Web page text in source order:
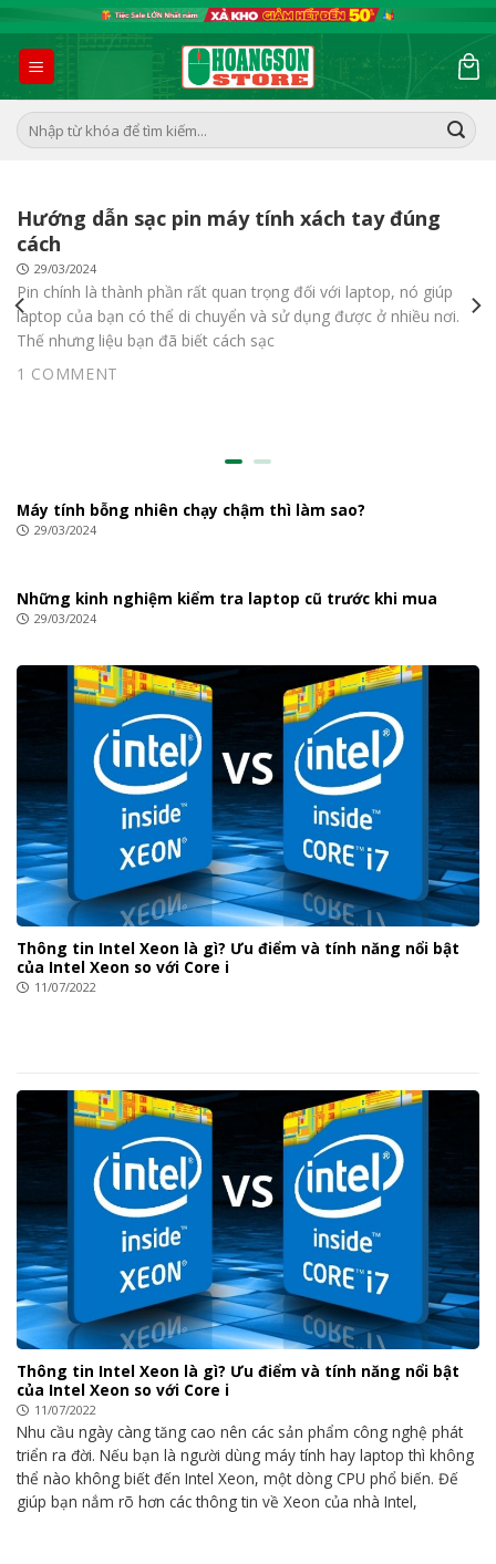
to
content
Tìm
kiếm:
Hướng dẫn sạc pin máy tính xách tay đúng
cách
29/03/2024
Pin chính là thành phần rất quan trọng đối với laptop, nó giúp
laptop của bạn có thể di chuyển và sử dụng được ở nhiều nơi.
Thế nhưng liệu bạn đã biết cách sạc
1 COMMENT
Máy tính bỗng nhiên chạy chậm thì làm sao?
29/03/2024
Những kinh nghiệm kiểm tra laptop cũ trước khi mua
29/03/2024
Thông tin Intel Xeon là gì? Ưu điểm và tính năng nổi bật
của Intel Xeon so với Core i
11/07/2022
Thông tin Intel Xeon là gì? Ưu điểm và tính năng nổi bật
của Intel Xeon so với Core i
11/07/2022
Nhu cầu ngày càng tăng cao nên các sản phẩm công nghệ phát
triển ra đời. Nếu bạn là người dùng máy tính hay laptop thì không
thể nào không biết đến Intel Xeon, một dòng CPU phổ biến. Đế
giúp bạn nắm rõ hơn các thông tin về Xeon của nhà Intel,